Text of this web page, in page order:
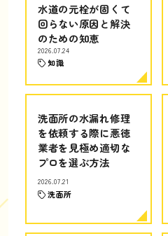
水道の元栓が固くて
回らない原因と解決
のための知恵
2026.07.24
知識
洗面所の水漏れ修理
を依頼する際に悪徳
業者を見極め適切な
プロを選ぶ方法
2026.07.21
洗面所